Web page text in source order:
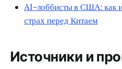
AI-лоббисты в США: как
страх перед Китаем
Источники и